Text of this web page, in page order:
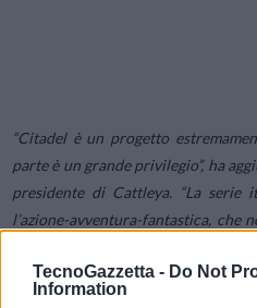
TecnoGazzetta - Do Not
Information
“Citadel è un progetto
parte è un grande privilegio”, ha
presidente di Cattleya. “La serie
l’azione-avventura-fantastica, che
Citadel, in cui il nostro
specificità creative e stilistiche.